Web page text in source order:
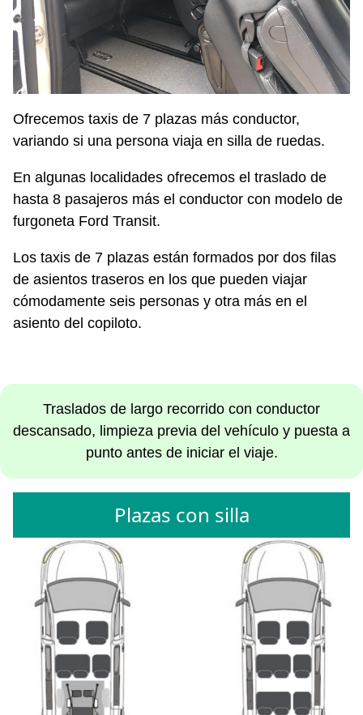
Ofrecemos taxis de 7 plazas más conductor,
variando si una persona viaja en silla de ruedas.
En algunas localidades ofrecemos el traslado de
hasta 8 pasajeros más el conductor con modelo de
furgoneta Ford Transit.
Los taxis de 7 plazas están formados por dos filas
de asientos traseros en los que pueden viajar
cómodamente seis personas y otra más en el
asiento del copiloto.
Traslados de largo recorrido con conductor
descansado, limpieza previa del vehículo y puesta a
punto antes de iniciar el viaje.
Plazas con silla